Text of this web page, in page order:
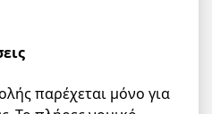
παρέχεται μόνο για